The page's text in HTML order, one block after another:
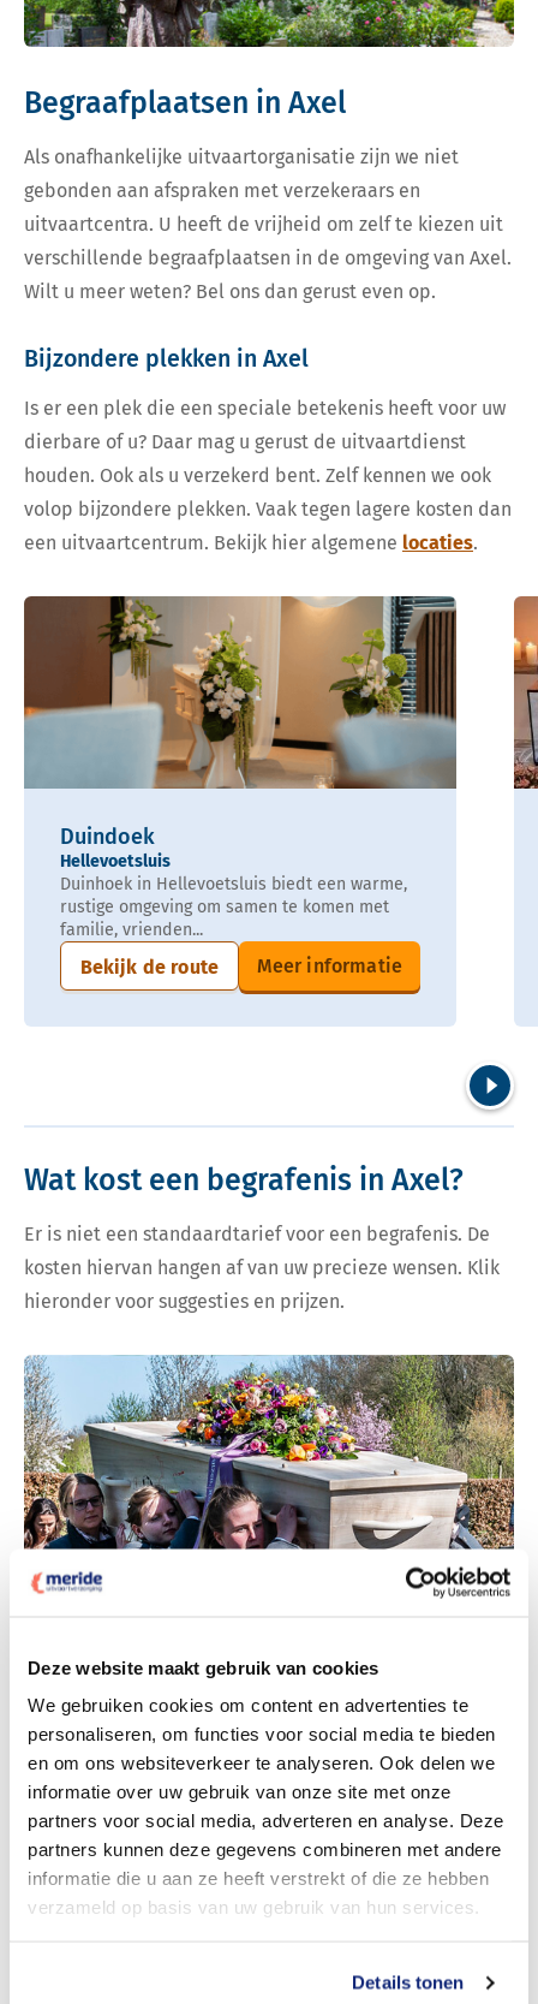
Deze website maakt gebruik van cookies
We gebruiken cookies om content en advertenties te
personaliseren, om functies voor social media te bieden
en om ons websiteverkeer te analyseren. Ook delen we
informatie over uw gebruik van onze site met onze
partners voor social media, adverteren en analyse. Deze
partners kunnen deze gegevens combineren met andere
informatie die u aan ze heeft verstrekt of die ze hebben
verzameld op basis van uw gebruik van hun services.
Details tonen
Begraafplaatsen in Axel
Als onafhankelijke uitvaartorganisatie zijn we niet
gebonden aan afspraken met verzekeraars en
uitvaartcentra. U heeft de vrijheid om zelf te kiezen uit
verschillende begraafplaatsen in de omgeving van Axel.
Wilt u meer weten? Bel ons dan gerust even op.
Bijzondere plekken in Axel
Is er een plek die een speciale betekenis heeft voor uw
dierbare of u? Daar mag u gerust de uitvaartdienst
houden. Ook als u verzekerd bent. Zelf kennen we ook
volop bijzondere plekken. Vaak tegen lagere kosten dan
een uitvaartcentrum. Bekijk hier algemene locaties.
Duindoek
Hellevoetsluis
Duinhoek in Hellevoetsluis biedt een warme,
rustige omgeving om samen te komen met
familie, vrienden...
Bekijk de route Meer informatie
Wat kost een begrafenis in Axel?
Er is niet een standaardtarief voor een begrafenis. De
kosten hiervan hangen af van uw precieze wensen. Klik
hieronder voor suggesties en prijzen.
Bekijk tarieven voor begrafenis
Bekijk tarieven voor crematie